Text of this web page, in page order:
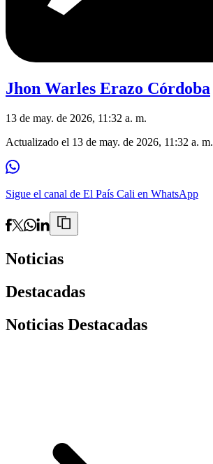
Jhon Warles Erazo Córdoba
13 de may. de 2026, 11:32 a. m.
Actualizado el 13 de may. de 2026, 11:32 a. m.
Sigue el canal de El País Cali en WhatsApp
Noticias
Destacadas
Noticias Destacadas